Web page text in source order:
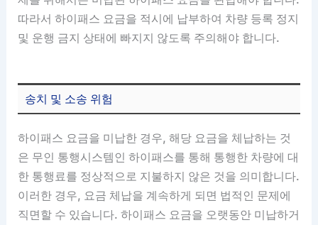
따라서 하이패스 요금을 적시에 납부하여 차량 등록 정지
및 운행 금지 상태에 빠지지 않도록 주의해야 합니다.
송치 및 소송 위험
하이패스 요금을 미납한 경우, 해당 요금을 체납하는 것
은 무인 통행시스템인 하이패스를 통해 통행한 차량에 대
한 통행료를 정상적으로 지불하지 않은 것을 의미합니다.
이러한 경우, 요금 체납을 계속하게 되면 법적인 문제에
직면할 수 있습니다. 하이패스 요금을 오랫동안 미납하거